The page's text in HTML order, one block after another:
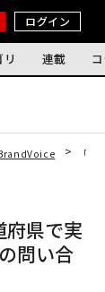
ログイン
連載
「
府県で実
問い合